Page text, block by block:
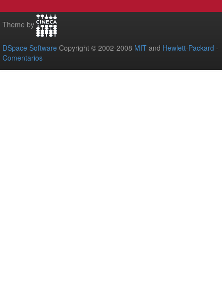
Theme by
DSpace Software Copyright © 2002-2008 MIT and Hewlett-Packard -
Comentarios